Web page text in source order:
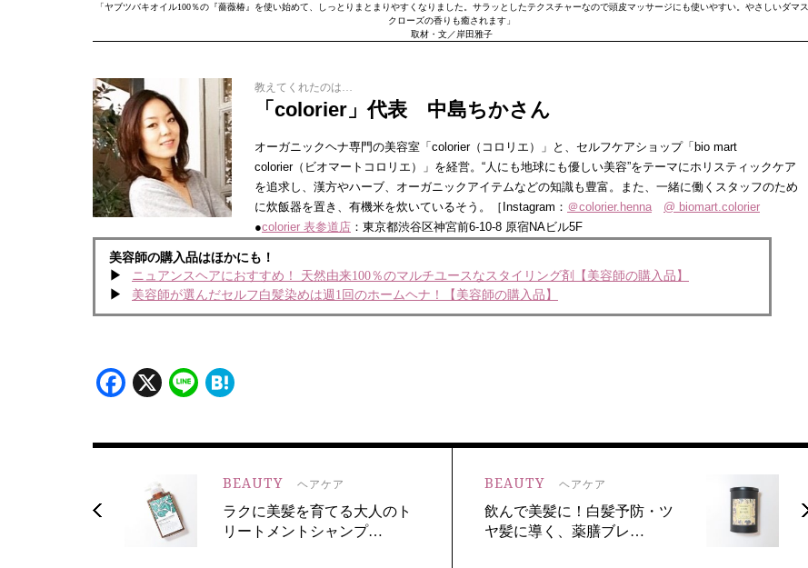
「ヤブツバキオイル100％の『薔薇椿』を使い始めて、しっとりまとまりやすくなりました。サラッとしたテクスチャーなので頭皮マッサージにも使いやすい。やさしいダマス
クローズの香りも癒されます」
取材・文／岸田雅子
教えてくれたのは…
「colorier」代表 中島ちかさん
オーガニックヘナ専門の美容室「colorier（コロリエ）」と、セルフケアショップ「bio mart
colorier（ビオマートコロリエ）」を経営。“人にも地球にも優しい美容”をテーマにホリスティックケア
を追求し、漢方やハーブ、オーガニックアイテムなどの知識も豊富。また、一緒に働くスタッフのため
に炊飯器を置き、有機米を炊いているそう。［Instagram： ＠colorier.henna
@ biomart.colorier
●colorier 表参道店 ：東京都渋谷区神宮前6-10-8 原宿NAビル5F
美容師の購入品はほかにも！
ニュアンスヘアにおすすめ！ 天然由来100％のマルチユースなスタイリング剤【美容師の購入品】
美容師が選んだセルフ白髪染めは週1回のホームヘナ！【美容師の購入品】
Facebook
X Line
BEAUTY ヘアケア
ラクに美髪を育てる大人のト
リートメントシャンプ…
BEAUTY ヘアケア
飲んで美髪に！白髪予防・ツ
ヤ髪に導く、薬膳ブレ…